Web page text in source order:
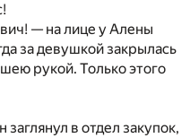
— на лице у Алены
за девушкой закрылась
рукой. Только этого
в отдел закупок,